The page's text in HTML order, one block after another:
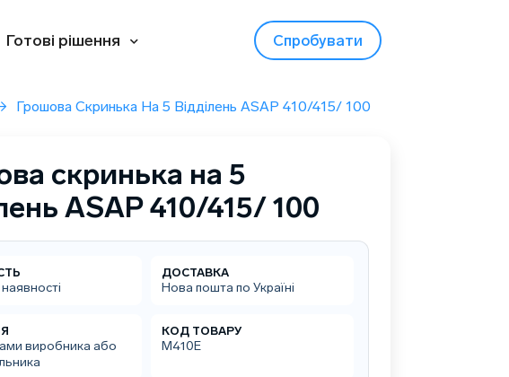
Готові рішення Спробувати
Грошова Скринька На 5 Відділень ASAP 410/415/ 100
скринька на 5
ASAP 410/415/ 100
ДОСТАВКА
Нова пошта по Україні
виробника або
КОД ТОВАРУ
M410E